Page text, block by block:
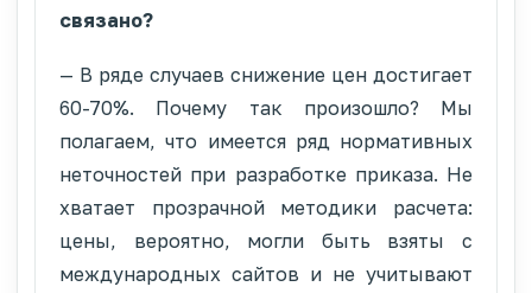
связано?
— В ряде случаев снижение цен достигает
60-70%. Почему так произошло? Мы
полагаем, что имеется ряд нормативных
неточностей при разработке приказа. Не
хватает прозрачной методики расчета:
цены, вероятно, могли быть взяты с
международных сайтов и не учитывают